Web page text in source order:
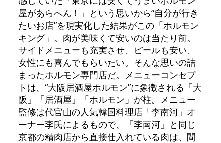
屋があらへん！」という思いから“自分が行き
たいお店”を現実化した結果がこの「ホルモン
キング」。肉が美味くて安いのは当たり前。
サイドメニューも充実させ、ビールも安い、
女性にも喜んでもらいたい。そんな思いの詰
まったホルモン専門店だ。メニューコンセプ
トは、“大阪居酒屋ホルモン”に象徴される「大
阪」「居酒屋」「ホルモン」が柱。メニュー
監修は代官山の人気韓国料理店「李南河」オ
ーナー李氏によるもので、「李南河」と同じ
京都の精肉店から直接仕入れている肉は、間